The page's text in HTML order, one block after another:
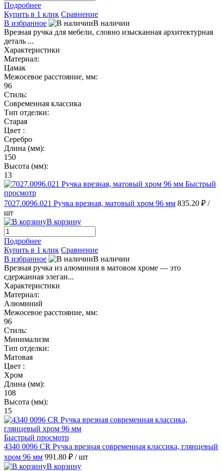
Подробнее
Купить в 1 клик Сравнение
В избранное
В наличии
Врезная ручка для мебели, словно изысканная архитектурная
деталь ...
Характеристики
Материал:
Цамак
Межосевое расстояние, мм:
96
Стиль:
Современная классика
Тип отделки:
Старая
Цвет :
Серебро
Длина (мм):
150
Высота (мм):
13
Быстрый
просмотр
7027.0096.021 Ручка врезная, матовый хром 96 мм 835.20 ₽ /
шт
В корзину
Подробнее
Купить в 1 клик Сравнение
В избранное
В наличии
Врезная ручка из алюминия в матовом хроме — это
сдержанная элеган...
Характеристики
Материал:
Алюминий
Межосевое расстояние, мм:
96
Стиль:
Минимализм
Тип отделки:
Матовая
Цвет :
Хром
Длина (мм):
108
Высота (мм):
15
Быстрый просмотр
4340 0096 CR Ручка врезная современная классика, глянцевый
хром 96 мм 991.80 ₽ / шт
В корзину